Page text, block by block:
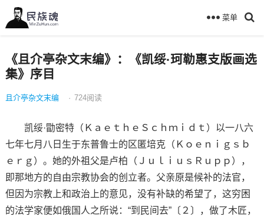
菜单
《且介亭杂文末编》：《凯绥·珂勒惠支版画选
集》序目
且介亭杂文末编 · 724阅读
凯绥·勖密特（ＫａｅｔｈｅＳｃｈｍｉｄｔ）以一八六
七年七月八日生于东普鲁士的区匿培克（Ｋｏｅｎｉｇｓｂ
ｅｒｇ）。她的外祖父是卢柏（ＪｕｌｉｕｓＲｕｐｐ），
即那地方的自由宗教协会的创立者。父亲原是候补的法官，
但因为宗教上和政治上的意见，没有补缺的希望了，这穷困
的法学家便如俄国人之所说：“到民间去”〔２〕，做了木匠，